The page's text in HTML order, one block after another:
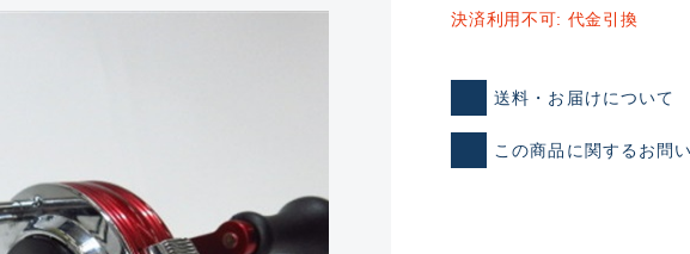
ランクとは？
良
決済利用不可: 代金引換
送料・お届けについて
この商品に関するお問